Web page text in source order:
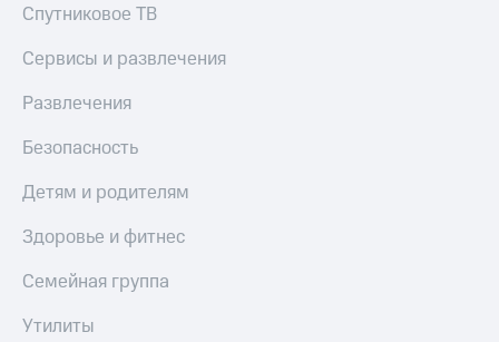
Спутниковое ТВ
Сервисы и развлечения
Развлечения
Безопасность
Детям и родителям
Здоровье и фитнес
Семейная группа
Утилиты